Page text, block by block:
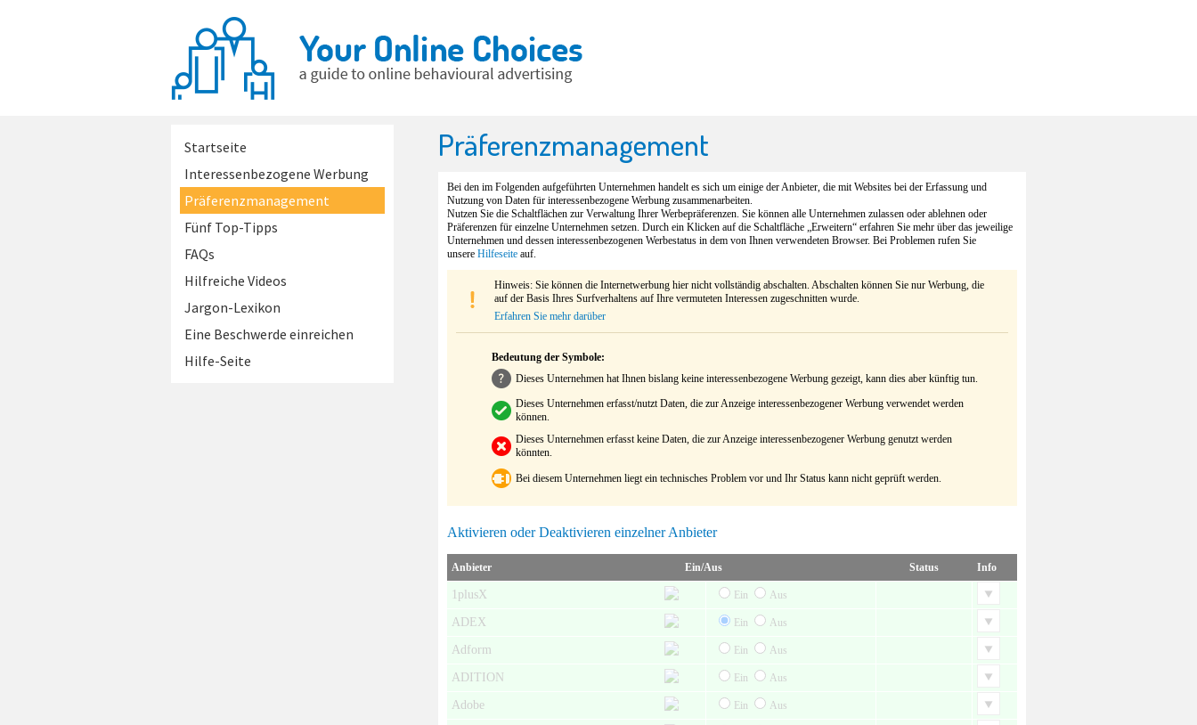
Startseite
Interessenbezogene Werbung
Präferenzmanagement
Fünf Top-Tipps
FAQs
Hilfreiche Videos
Jargon-Lexikon
Eine Beschwerde einreichen
Hilfe-Seite
Präferenzmanagement
Bei den im Folgenden aufgeführten Unternehmen handelt es sich um einige der Anbieter, die mit Websites bei der Erfassung und
Nutzung von Daten für interessenbezogene Werbung zusammenarbeiten.
Nutzen Sie die Schaltflächen zur Verwaltung Ihrer Werbepräferenzen. Sie können alle Unternehmen zulassen oder ablehnen oder
Präferenzen für einzelne Unternehmen setzen. Durch ein Klicken auf die Schaltfläche „Erweitern“ erfahren Sie mehr über das jeweilige
Unternehmen und dessen interessenbezogenen Werbestatus in dem von Ihnen verwendeten Browser. Bei Problemen rufen Sie
unsere Hilfeseite auf.
Hinweis: Sie können die Internetwerbung hier nicht vollständig abschalten. Abschalten können Sie nur Werbung, die
auf der Basis Ihres Surfverhaltens auf Ihre vermuteten Interessen zugeschnitten wurde.
Erfahren Sie mehr darüber
Bedeutung der Symbole:
Dieses Unternehmen hat Ihnen bislang keine interessenbezogene Werbung gezeigt, kann dies aber künftig tun.
Dieses Unternehmen erfasst/nutzt Daten, die zur Anzeige interessenbezogener Werbung verwendet werden
können.
Dieses Unternehmen erfasst keine Daten, die zur Anzeige interessenbezogener Werbung genutzt werden
könnten.
Bei diesem Unternehmen liegt ein technisches Problem vor und Ihr Status kann nicht geprüft werden.